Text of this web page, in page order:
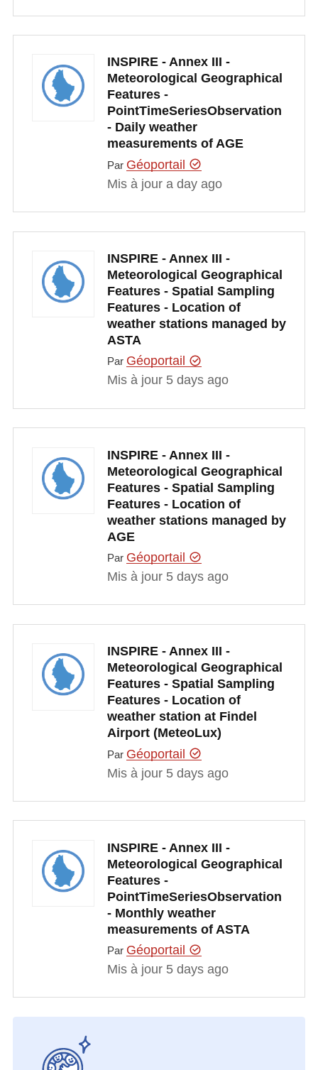
INSPIRE - Annex III -
Meteorological Geographical
Features -
PointTimeSeriesObservation
- Daily weather
measurements of AGE
Par Géoportail
Mis à jour a day ago
INSPIRE - Annex III -
Meteorological Geographical
Features - Spatial Sampling
Features - Location of
weather stations managed by
ASTA
Par Géoportail
Mis à jour 5 days ago
INSPIRE - Annex III -
Meteorological Geographical
Features - Spatial Sampling
Features - Location of
weather stations managed by
AGE
Par Géoportail
Mis à jour 5 days ago
INSPIRE - Annex III -
Meteorological Geographical
Features - Spatial Sampling
Features - Location of
weather station at Findel
Airport (MeteoLux)
Par Géoportail
Mis à jour 5 days ago
INSPIRE - Annex III -
Meteorological Geographical
Features -
PointTimeSeriesObservation
- Monthly weather
measurements of ASTA
Par Géoportail
Mis à jour 5 days ago